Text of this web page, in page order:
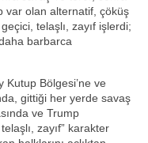
var olan alternatif, çöküş
telaşlı, zayıf işlerdi;
barbarca
Kutup Bölgesi’ne ve
gittiği her yerde savaş
ve Trump
zayıf” karakter